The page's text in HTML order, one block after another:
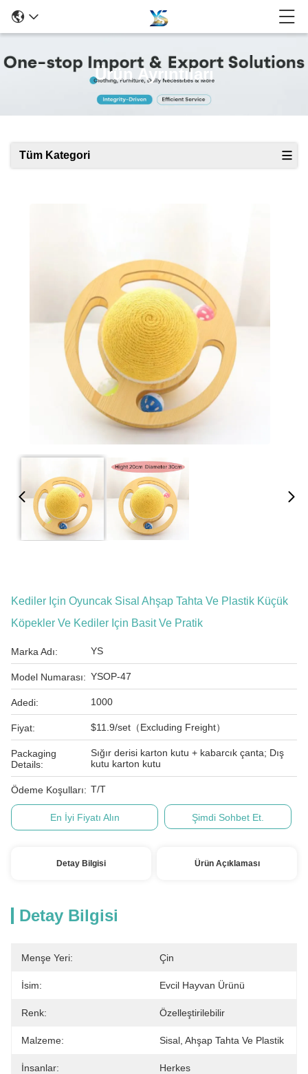
Ürün Ayrıntıları
Tüm Kategori
Kediler Için Oyuncak Sisal Ahşap Tahta Ve Plastik Küçük
Köpekler Ve Kediler Için Basit Ve Pratik
Marka Adı: YS
Model Numarası: YSOP-47
Adedi: 1000
Fiyat: $11.9/set（Excluding Freight）
Packaging
Details:
Sığır derisi karton kutu + kabarcık çanta; Dış
kutu karton kutu
Ödeme Koşulları: T/T
En İyi Fiyatı Alın Şimdi Sohbet Et.
Detay Bilgisi Ürün Açıklaması
Detay Bilgisi
Menşe Yeri: Çin
İsim: Evcil Hayvan Ürünü
Renk: Özelleştirilebilir
Malzeme: Sisal, Ahşap Tahta Ve Plastik
İnsanlar: Herkes